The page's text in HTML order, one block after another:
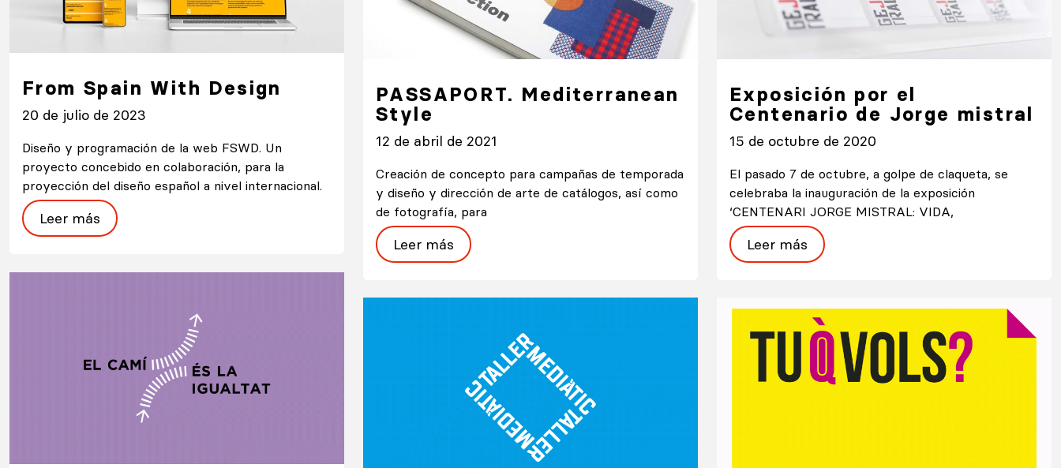
From Spain With Design
20 de julio de 2023
Diseño y programación de la web FSWD. Un
proyecto concebido en colaboración, para la
proyección del diseño español a nivel internacional.
Leer más
PASSAPORT. Mediterranean
Style
12 de abril de 2021
Creación de concepto para campañas de temporada
y diseño y dirección de arte de catálogos, así como
de fotografía, para
Leer más
Exposición por el
Centenario de Jorge mistral
15 de octubre de 2020
El pasado 7 de octubre, a golpe de claqueta, se
celebraba la inauguración de la exposición
‘CENTENARI JORGE MISTRAL: VIDA,
Leer más